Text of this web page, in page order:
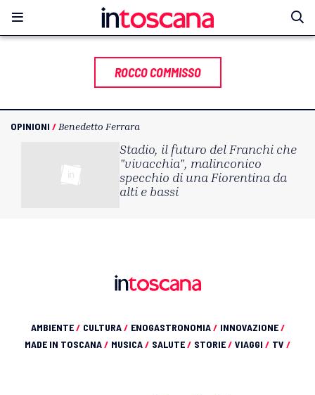
ROCCO COMMISSO
OPINIONI / Benedetto Ferrara
Stadio, il futuro del Franchi che
"vivacchia", malinconico
specchio di una Fiorentina da
alti e bassi
AMBIENTE/ CULTURA/ ENOGASTRONOMIA/ INNOVAZIONE/
MADE IN TOSCANA/ MUSICA/ SALUTE/ STORIE/ VIAGGI / TV /